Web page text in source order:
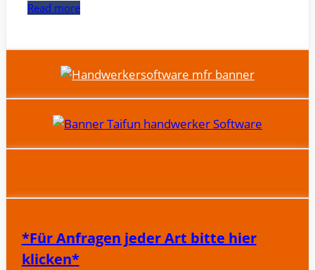
Read more
*Für Anfragen jeder Art bitte hier
klicken*